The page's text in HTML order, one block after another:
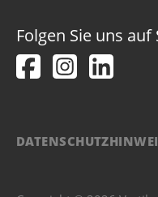
Folgen Sie uns